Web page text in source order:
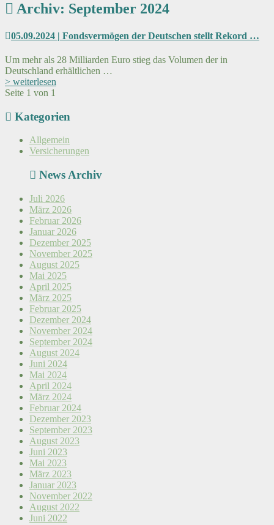
Archiv: September 2024
05.09.2024 | Fondsvermögen der Deutschen stellt Rekord …
Um mehr als 28 Milliarden Euro stieg das Volumen der in
Deutschland erhältlichen …
> weiterlesen
Seite 1 von 1
Kategorien
Allgemein
Versicherungen
News Archiv
Juli 2026
März 2026
Februar 2026
Januar 2026
Dezember 2025
November 2025
August 2025
Mai 2025
April 2025
März 2025
Februar 2025
Dezember 2024
November 2024
September 2024
August 2024
Juni 2024
Mai 2024
April 2024
März 2024
Februar 2024
Dezember 2023
September 2023
August 2023
Juni 2023
Mai 2023
März 2023
Januar 2023
November 2022
August 2022
Juni 2022